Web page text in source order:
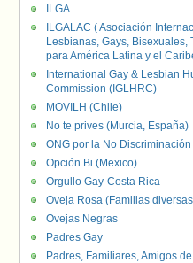
ILGA
ILGALAC ( Asociación
Lesbianas, Gays, Bisexuales,
para América Latina y el
International Gay & Lesbian
Commission (IGLHRC)
MOVILH (Chile)
No te prives (Murcia, España)
ONG por la No Discriminación
Opción Bi (Mexico)
Orgullo Gay-Costa Rica
Oveja Rosa (Familias
Ovejas Negras
Padres Gay
Padres, Familiares, Amigos